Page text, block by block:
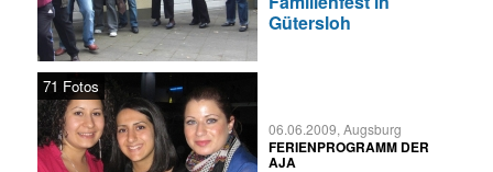
Gütersloh
71 Fotos
06.06.2009, Augsburg
FERIENPROGRAMM DER
AJA